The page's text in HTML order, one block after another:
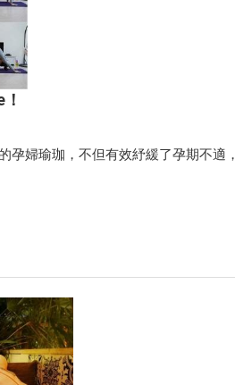
婦瑜珈，不但有效紓緩了孕期不適